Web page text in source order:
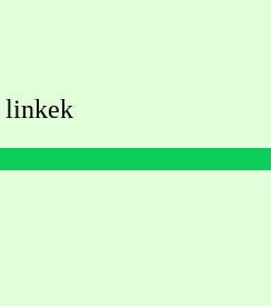
linkek